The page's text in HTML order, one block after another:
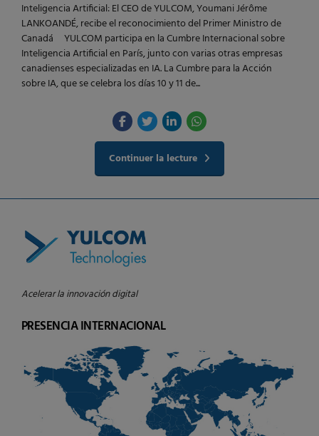
Inteligencia Artificial: El CEO de YULCOM, Youmani Jérôme
LANKOANDÉ, recibe el reconocimiento del Primer Ministro de
Canadá YULCOM participa en la Cumbre Internacional sobre
Inteligencia Artificial en París, junto con varias otras empresas
canadienses especializadas en IA. La Cumbre para la Acción
sobre IA, que se celebra los días 10 y 11 de...
Continuer la lecture
Acelerar la innovación digital
PRESENCIA INTERNACIONAL